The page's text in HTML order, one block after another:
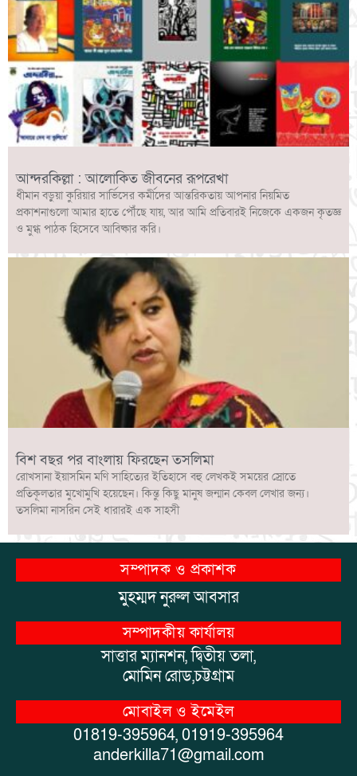
আন্দরকিল্লা : আলোকিত জীবনের রূপরেখা
ধীমান বড়ুয়া কুরিয়ার সার্ভিসের কর্মীদের আন্তরিকতায় আপনার নিয়মিত
প্রকাশনাগুলো আমার হাতে পৌঁছে যায়, আর আমি প্রতিবারই নিজেকে একজন কৃতজ্ঞ
ও মুগ্ধ পাঠক হিসেবে আবিষ্কার করি।
বিশ বছর পর বাংলায় ফিরছেন তসলিমা
রোখসানা ইয়াসমিন মণি সাহিত্যের ইতিহাসে বহু লেখকই সময়ের স্রোতে
প্রতিকূলতার মুখোমুখি হয়েছেন। কিন্তু কিছু মানুষ জন্মান কেবল লেখার জন্য।
তসলিমা নাসরিন সেই ধারারই এক সাহসী
সম্পাদক ও প্রকাশক
মুহম্মদ নুরুল আবসার
সম্পাদকীয় কার্যালয়
সাত্তার ম্যানশন, দ্বিতীয় তলা,
মোমিন রোড,চট্টগ্রাম
মোবাইল ও ইমেইল
01819-395964, 01919-395964
anderkilla71@gmail.com